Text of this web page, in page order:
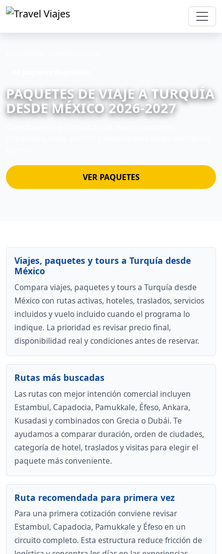
PAQUETES DE VIAJE A TURQUÍA
DESDE MÉXICO 2026-2027
VER PAQUETES
Viajes, paquetes y tours a Turquía desde
México
Compara viajes, paquetes y tours a Turquía desde
México con rutas activas, hoteles, traslados, servicios
incluidos y vuelo incluido cuando el programa lo
indique. La prioridad es revisar precio final,
disponibilidad real y condiciones antes de reservar.
Rutas más buscadas
Las rutas con mejor intención comercial incluyen
Estambul, Capadocia, Pamukkale, Éfeso, Ankara,
Kusadasi y combinados con Grecia o Dubái. Te
ayudamos a comparar duración, orden de ciudades,
categoría de hotel, traslados y visitas para elegir el
paquete más conveniente.
Ruta recomendada para primera vez
Para una primera cotización conviene revisar
Estambul, Capadocia, Pamukkale y Éfeso en un
circuito completo. Esta estructura reduce fricción de